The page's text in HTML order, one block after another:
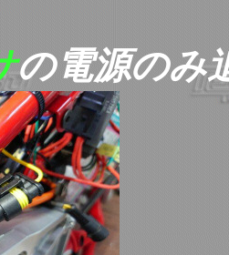
の電源のみ